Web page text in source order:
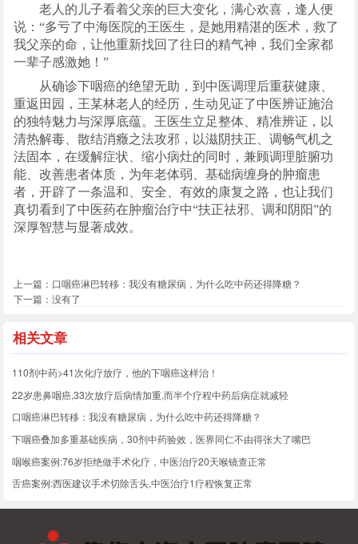
老人的儿子看着父亲的巨大变化，满心欢喜，逢人便
说：“多亏了中海医院的王医生，是她用精湛的医术，救了
我父亲的命，让他重新找回了往日的精气神，我们全家都
一辈子感激她！”
从确诊下咽癌的绝望无助，到中医调理后重获健康、
重返田园，王某林老人的经历，生动见证了中医辨证施治
的独特魅力与深厚底蕴。王医生立足整体、精准辨证，以
清热解毒、散结消癥之法攻邪，以滋阴扶正、调畅气机之
法固本，在缓解症状、缩小病灶的同时，兼顾调理脏腑功
能、改善患者体质，为年老体弱、基础病缠身的肿瘤患
者，开辟了一条温和、安全、有效的康复之路，也让我们
真切看到了中医药在肿瘤治疗中“扶正祛邪、调和阴阳”的
深厚智慧与显著成效。
上一篇： 口咽癌淋巴转移：我没有糖尿病，为什么吃中药还得降糖？
下一篇：没有了
相关文章
110剂中药>41次化疗放疗，他的下咽癌这样治！
22岁患鼻咽癌,33次放疗后病情加重,而半个疗程中药后病症就减轻
口咽癌淋巴转移：我没有糖尿病，为什么吃中药还得降糖？
下咽癌叠加多重基础疾病，30剂中药验效，医界同仁不由得张大了嘴巴
咽喉癌案例:76岁拒绝做手术化疗，中医治疗20天喉镜查正常
舌癌案例:西医建议手术切除舌头,中医治疗1疗程恢复正常